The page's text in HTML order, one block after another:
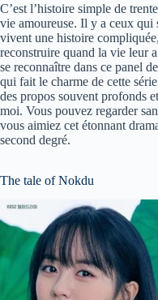
C’est l’histoire simple de
vie amoureuse. Il y a ceux qui
vivent une histoire
reconstruire quand la vie leur
se reconnaître dans ce panel
qui fait le charme de cette
des propos souvent profonds
moi. Vous pouvez regarder
vous aimiez cet étonnant
second degré.
The tale of Nokdu